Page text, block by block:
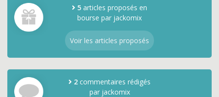
5 articles proposés en
bourse par jackomix
Voir les articles proposés
2 commentaires rédigés
par jackomix